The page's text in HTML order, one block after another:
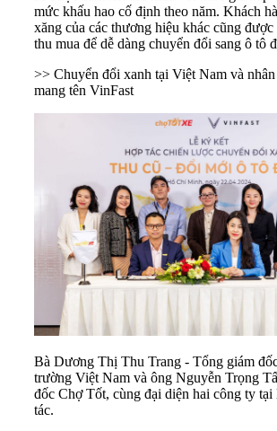
mức khấu hao cố định theo năm. Khách
xăng của các thương hiệu khác cũng
thu mua để dễ dàng chuyển đổi sang ô tô
>> Chuyển đổi xanh tại Việt Nam và nhân
mang tên VinFast
Bà Dương Thị Thu Trang - Tổng giám
trường Việt Nam và ông Nguyễn Trọng
đốc Chợ Tốt, cùng đại diện hai công ty
tác.